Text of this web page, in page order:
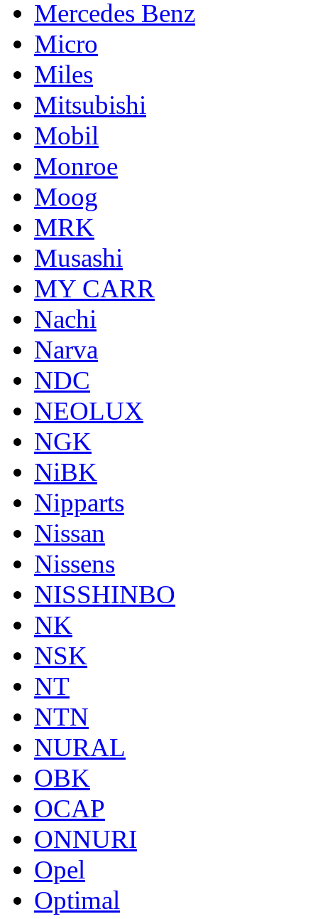
Mercedes Benz
Micro
Miles
Mitsubishi
Mobil
Monroe
Moog
MRK
Musashi
MY CARR
Nachi
Narva
NDC
NEOLUX
NGK
NiBK
Nipparts
Nissan
Nissens
NISSHINBO
NK
NSK
NT
NTN
NURAL
OBK
OCAP
ONNURI
Opel
Optimal